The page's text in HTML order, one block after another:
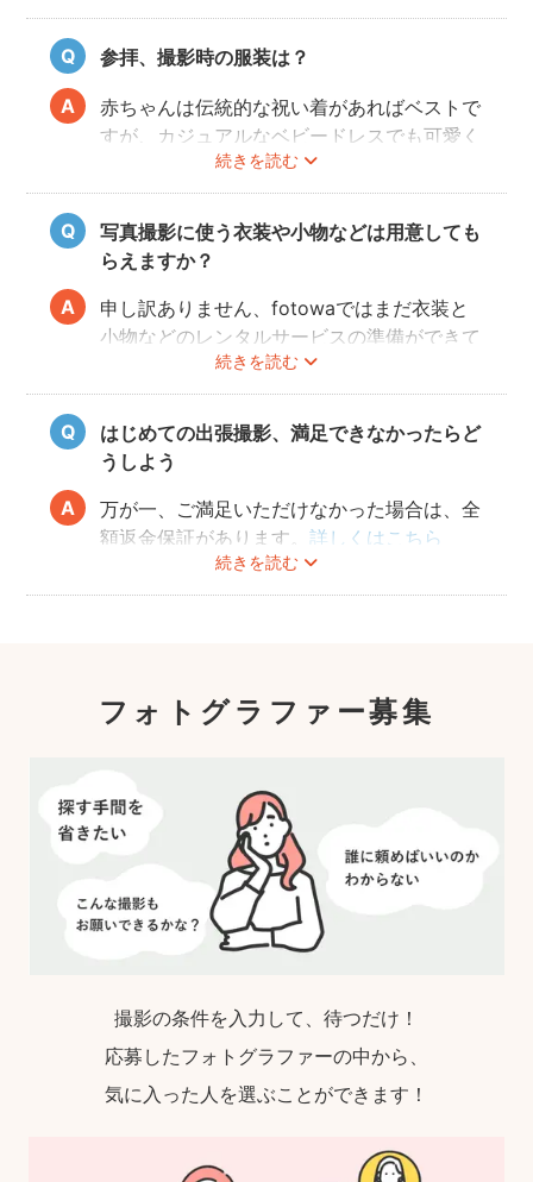
することができます。
参拝、撮影時の服装は？
続きを読む
赤ちゃんは伝統的な祝い着があればベストで
すが、カジュアルなベビードレスでも可愛く
写すことができます。またご両親も着物を着
ると雰囲気が出ますが、洋服でもおしゃれな
写真に仕上がります。
写真撮影に使う衣装や小物などは用意しても
らえますか？
続きを読む
申し訳ありません、fotowaではまだ衣装と
小物などのレンタルサービスの準備ができて
おりませんので、お客様ご自身にご用意をお
願いしております。
はじめての出張撮影、満足できなかったらど
うしよう
続きを読む
万が一、ご満足いただけなかった場合は、全
額返金保証があります。詳しくはこちら
フォトグラファー募集
撮影の条件を入力して、待つだけ！
応募したフォトグラファーの中から、
気に入った人を選ぶことができます！